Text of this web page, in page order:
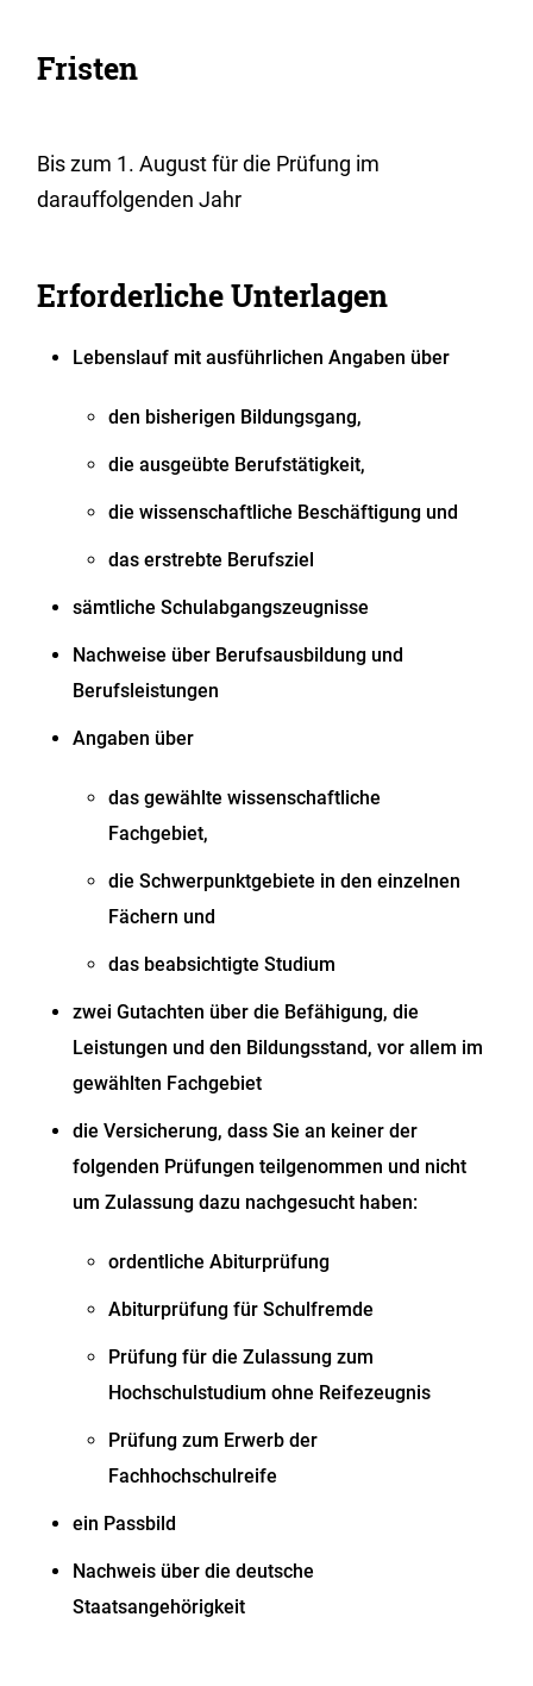
Fristen
Bis zum 1. August für die Prüfung im
darauffolgenden Jahr
Erforderliche Unterlagen
Lebenslauf mit ausführlichen Angaben über
den bisherigen Bildungsgang,
die ausgeübte Berufstätigkeit,
die wissenschaftliche Beschäftigung und
das erstrebte Berufsziel
sämtliche Schulabgangszeugnisse
Nachweise über Berufsausbildung und
Berufsleistungen
Angaben über
das gewählte wissenschaftliche
Fachgebiet,
die Schwerpunktgebiete in den einzelnen
Fächern und
das beabsichtigte Studium
zwei Gutachten über die Befähigung, die
Leistungen und den Bildungsstand, vor allem im
gewählten Fachgebiet
die Versicherung, dass Sie an keiner der
folgenden Prüfungen teilgenommen und nicht
um Zulassung dazu nachgesucht haben:
ordentliche Abiturprüfung
Abiturprüfung für Schulfremde
Prüfung für die Zulassung zum
Hochschulstudium ohne Reifezeugnis
Prüfung zum Erwerb der
Fachhochschulreife
ein Passbild
Nachweis über die deutsche
Staatsangehörigkeit